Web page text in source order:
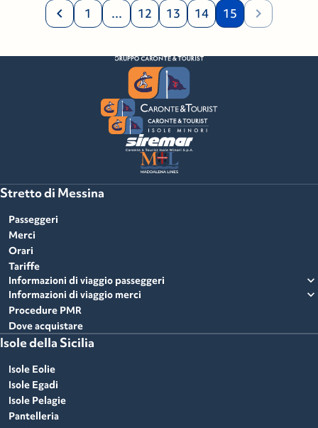
chevron_left 1 ... 12 13 14 15 chevron_right
Stretto di Messina
Passeggeri
Merci
Orari
Tariffe
Informazioni di viaggio passeggeri
expand_more
Informazioni di viaggio merci expand_more
Procedure PMR
Dove acquistare
Isole della Sicilia
Isole Eolie
Isole Egadi
Isole Pelagie
Pantelleria